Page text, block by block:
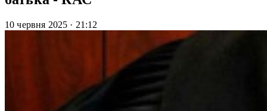
10 червня 2025 · 21:12